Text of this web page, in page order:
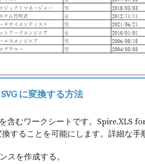
に変換する方法
含むワークシートです。Spire.XLS
することを可能にします。詳細な手
スを作成する。